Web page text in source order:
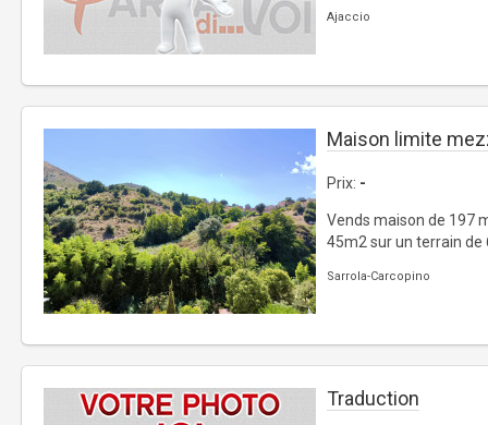
Ajaccio
Maison limite
Prix: -
Vends maison de 197
45m2 sur un terrain de
Sarrola-Carcopino
Traduction